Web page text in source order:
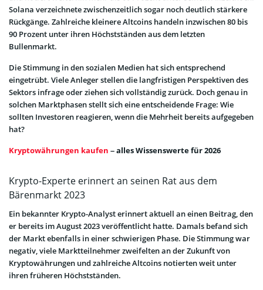
Solana verzeichnete zwischenzeitlich sogar noch deutlich stärkere
Rückgänge. Zahlreiche kleinere Altcoins handeln inzwischen 80 bis
90 Prozent unter ihren Höchstständen aus dem letzten
Bullenmarkt.
Die Stimmung in den sozialen Medien hat sich entsprechend
eingetrübt. Viele Anleger stellen die langfristigen Perspektiven des
Sektors infrage oder ziehen sich vollständig zurück. Doch genau in
solchen Marktphasen stellt sich eine entscheidende Frage: Wie
sollten Investoren reagieren, wenn die Mehrheit bereits aufgegeben
hat?
Kryptowährungen kaufen – alles Wissenswerte für 2026
Krypto-Experte erinnert an seinen Rat aus dem
Bärenmarkt 2023
Ein bekannter Krypto-Analyst erinnert aktuell an einen Beitrag, den
er bereits im August 2023 veröffentlicht hatte. Damals befand sich
der Markt ebenfalls in einer schwierigen Phase. Die Stimmung war
negativ, viele Marktteilnehmer zweifelten an der Zukunft von
Kryptowährungen und zahlreiche Altcoins notierten weit unter
ihren früheren Höchstständen.